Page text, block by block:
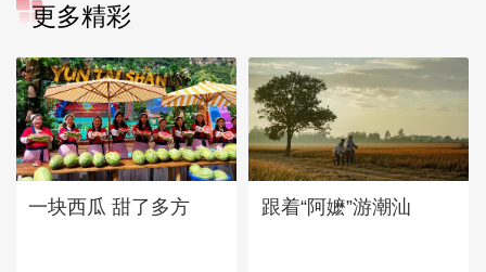
更多精彩
一块西瓜 甜了多方 跟着“阿嬷”游潮汕